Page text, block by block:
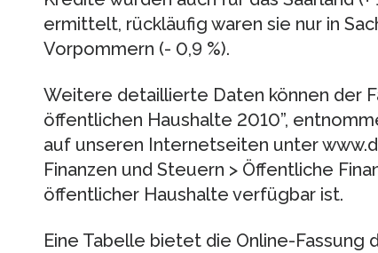
ermittelt, rückläufig waren sie nur in
Vorpommern (- 0,9 %).
Weitere detaillierte Daten können der
öffentlichen Haushalte 2010”,
auf unseren Internetseiten unter
Finanzen und Steuern > Öffentliche
öffentlicher Haushalte verfügbar ist.
Eine Tabelle bietet die Online-